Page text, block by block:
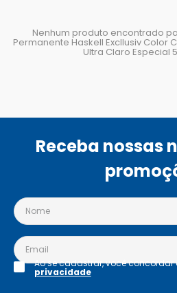
Nenhum produto encontrado
Permanente Haskell Excllusiv Color
Ultra Claro Especial
Receba nossas
Ao se cadastrar, você
privacidade